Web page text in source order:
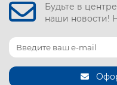
Будьте в
наши новости!